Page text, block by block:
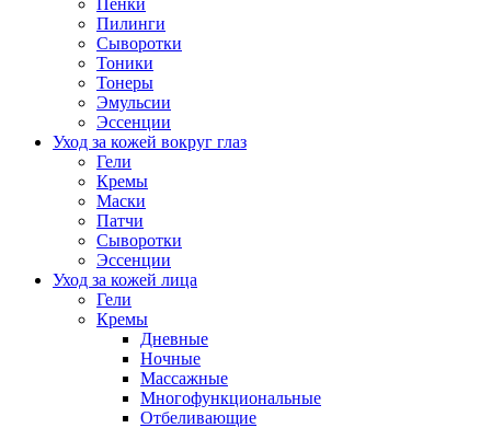
Пенки
Пилинги
Сыворотки
Тоники
Тонеры
Эмульсии
Эссенции
Уход за кожей вокруг глаз
Гели
Кремы
Маски
Патчи
Сыворотки
Эссенции
Уход за кожей лица
Гели
Кремы
Дневные
Ночные
Массажные
Многофункциональные
Отбеливающие